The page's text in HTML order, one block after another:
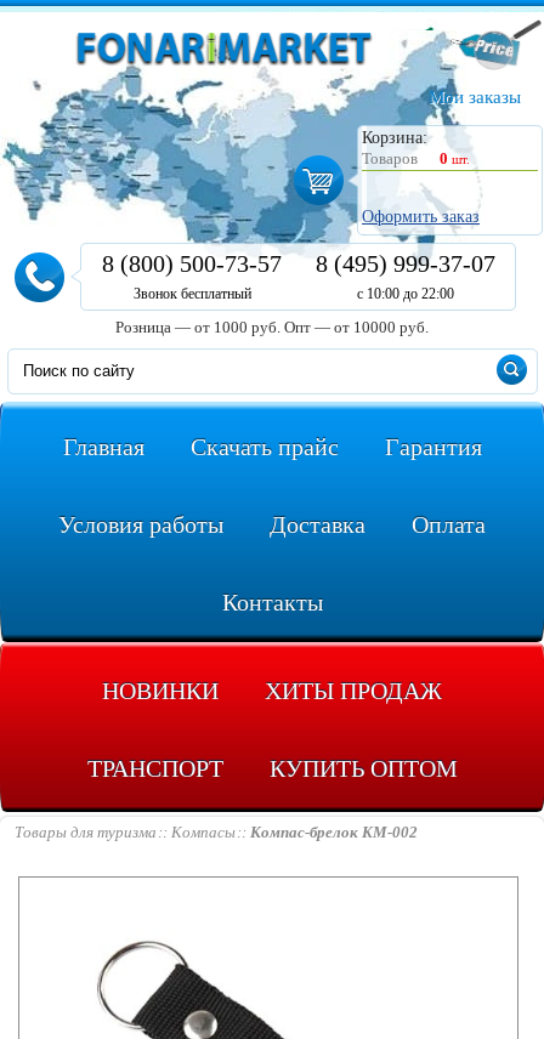
Мои заказы
Корзина:
Товаров
0 шт.
Оформить заказ
8 (800) 500-73-57
Звонок бесплатный
8 (495) 999-37-07
с 10:00 до 22:00
Розница — от 1000 руб. Опт — от 10000 руб.
Главная Скачать прайс Гарантия
Условия работы Доставка Оплата
Контакты
НОВИНКИ ХИТЫ ПРОДАЖ
ТРАНСПОРТ КУПИТЬ ОПТОМ
Товары для туризма Компасы Компас-брелок KM-002